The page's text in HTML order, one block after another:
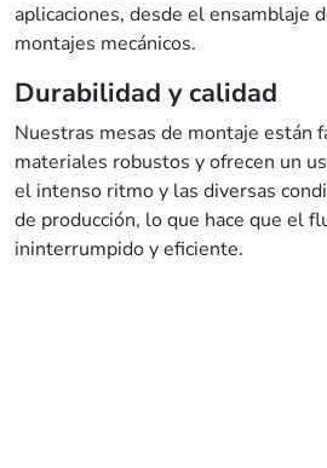
aplicaciones, desde el ensamblaje
montajes mecánicos.
Durabilidad y calidad
Nuestras mesas de montaje están
materiales robustos y ofrecen un
el intenso ritmo y las diversas
de producción, lo que hace que el
ininterrumpido y eficiente.